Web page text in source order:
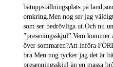
båtuppställningsplats på
omkring.Men nog ser jag
som ser bedrövliga ut.Och nu
”preseningsskjul”.Vem
över sommaren?Att införa
bra.Men nog tycker jag det är
presenningsskjul än en massa